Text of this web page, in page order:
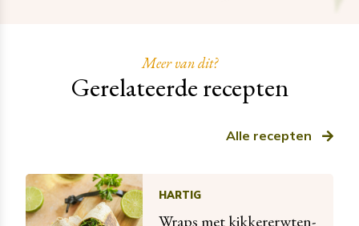
Meer van dit?
Gerelateerde recepten
Alle recepten
HARTIG
Wraps met kikkererwten-